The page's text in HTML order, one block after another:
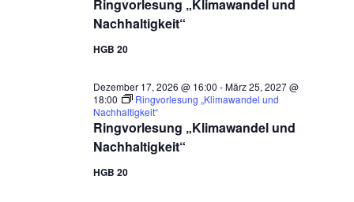
Ringvorlesung „Klimawandel und
Nachhaltigkeit“
HGB 20
Ringvorlesung „Klimawandel und
Nachhaltigkeit“
Dezember 17, 2026 @ 16:00 -März 25, 2027 @
18:00
Ringvorlesung „Klimawandel und
Nachhaltigkeit“
HGB 20